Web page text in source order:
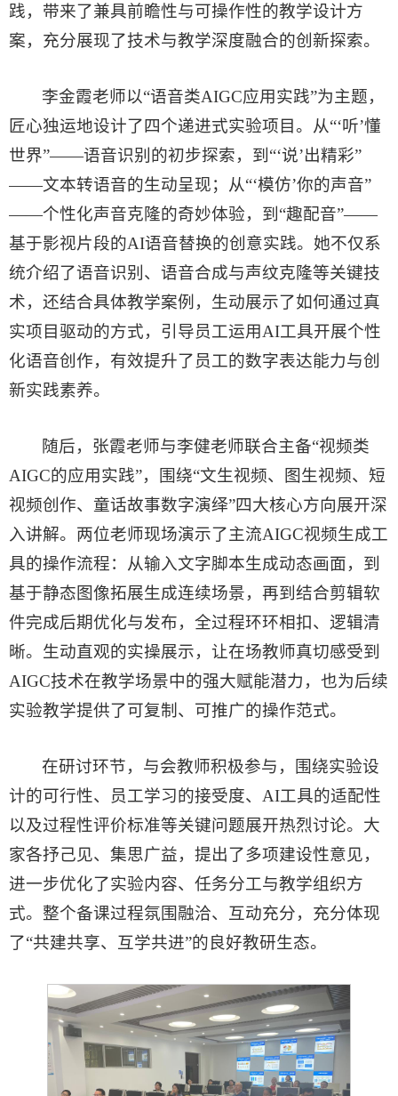
践，带来了兼具前瞻性与可操作性的教学设计方
案，充分展现了技术与教学深度融合的创新探索。
李金霞老师以“语音类AIGC应用实践”为主题，
匠心独运地设计了四个递进式实验项目。从“‘听’懂
世界”——语音识别的初步探索，到“‘说’出精彩”
——文本转语音的生动呈现；从“‘模仿’你的声音”
——个性化声音克隆的奇妙体验，到“趣配音”——
基于影视片段的AI语音替换的创意实践。她不仅系
统介绍了语音识别、语音合成与声纹克隆等关键技
术，还结合具体教学案例，生动展示了如何通过真
实项目驱动的方式，引导员工运用AI工具开展个性
化语音创作，有效提升了员工的数字表达能力与创
新实践素养。
随后，张霞老师与李健老师联合主备“视频类
AIGC的应用实践”，围绕“文生视频、图生视频、短
视频创作、童话故事数字演绎”四大核心方向展开深
入讲解。两位老师现场演示了主流AIGC视频生成工
具的操作流程：从输入文字脚本生成动态画面，到
基于静态图像拓展生成连续场景，再到结合剪辑软
件完成后期优化与发布，全过程环环相扣、逻辑清
晰。生动直观的实操展示，让在场教师真切感受到
AIGC技术在教学场景中的强大赋能潜力，也为后续
实验教学提供了可复制、可推广的操作范式。
在研讨环节，与会教师积极参与，围绕实验设
计的可行性、员工学习的接受度、AI工具的适配性
以及过程性评价标准等关键问题展开热烈讨论。大
家各抒己见、集思广益，提出了多项建设性意见，
进一步优化了实验内容、任务分工与教学组织方
式。整个备课过程氛围融洽、互动充分，充分体现
了“共建共享、互学共进”的良好教研生态。